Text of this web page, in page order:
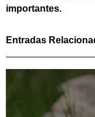
importantes.
Entradas